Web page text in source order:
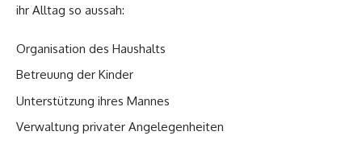
ihr Alltag so aussah:
Organisation des Haushalts
Betreuung der Kinder
Unterstützung ihres Mannes
Verwaltung privater Angelegenheiten